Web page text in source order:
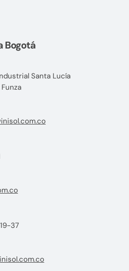
Bogotá
Santa Lucía
37